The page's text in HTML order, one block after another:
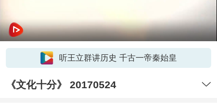
听王立群讲历史 千古一帝秦始皇
《文化十分》 20170524